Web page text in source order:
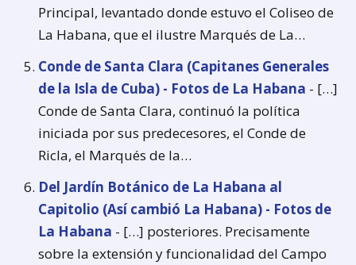
Principal, levantado donde estuvo el Coliseo de
La Habana, que el ilustre Marqués de La…
Conde de Santa Clara (Capitanes Generales
de la Isla de Cuba) - Fotos de La Habana - […]
Conde de Santa Clara, continuó la política
iniciada por sus predecesores, el Conde de
Ricla, el Marqués de la…
Del Jardín Botánico de La Habana al
Capitolio (Así cambió La Habana) - Fotos de
La Habana - […] posteriores. Precisamente
sobre la extensión y funcionalidad del Campo